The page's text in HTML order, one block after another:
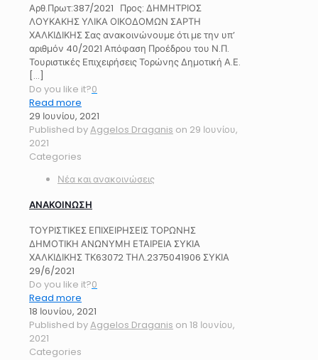
Αρθ.Πρωτ:387/2021 Προς: ΔΗΜΗΤΡΙΟΣ
ΛΟΥΚΑΚΗΣ ΥΛΙΚΑ ΟΙΚΟΔΟΜΩΝ ΣΑΡΤΗ
ΧΑΛΚΙΔΙΚΗΣ Σας ανακοινώνουμε ότι με την υπ’
αριθμόν 40/2021 Απόφαση Προέδρου του Ν.Π.
Τουριστικές Επιχειρήσεις Τορώνης Δημοτική Α.Ε.
[…]
Do you like it?0
Read more
29 Ιουνίου, 2021
Published byAggelos Draganis on 29 Ιουνίου,
2021
Categories
Νέα και ανακοινώσεις
ΑΝΑΚΟΙΝΩΣΗ
ΤΟΥΡΙΣΤΙΚΕΣ ΕΠΙΧΕΙΡΗΣΕΙΣ ΤΟΡΩΝΗΣ
ΔΗΜΟΤΙΚΗ ΑΝΩΝΥΜΗ ΕΤΑΙΡΕΙΑ ΣΥΚΙΑ
ΧΑΛΚΙΔΙΚΗΣ ΤΚ63072 ΤΗΛ.2375041906 ΣΥΚΙΑ
29/6/2021
Do you like it?0
Read more
18 Ιουνίου, 2021
Published byAggelos Draganis on 18 Ιουνίου,
2021
Categories